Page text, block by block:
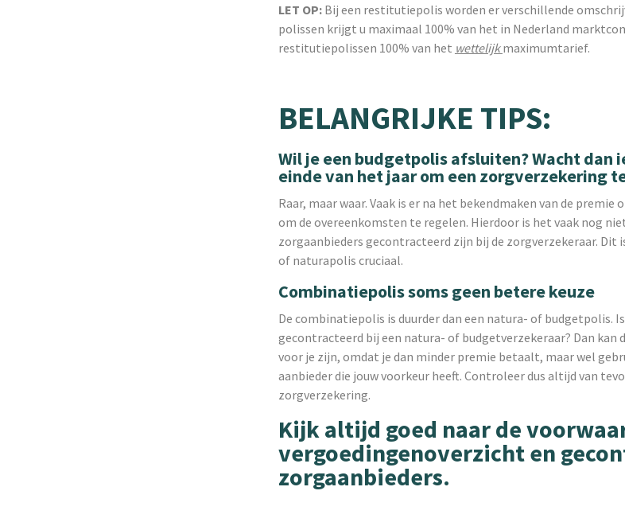
LET OP:Bij een restitutiepolis worden er verschillende
polissen krijgt u maximaal 100% van het in Nederland
restitutiepolissen 100% van het wettelijkmaximumtarief.
BELANGRIJKE TIPS:
Wil je een budgetpolis afsluiten? Wacht dan
einde van het jaar om een zorgverzekering
Raar, maar waar. Vaak is er na het bekendmaken van de
om de overeenkomsten te regelen. Hierdoor is het vaak nog
zorgaanbieders gecontracteerd zijn bij de zorgverzekeraar. Dit
of naturapolis cruciaal.
Combinatiepolis soms geen betere keuze
De combinatiepolis is duurder dan een natura- of budgetpolis.
gecontracteerd bij een natura- of budgetverzekeraar? Dan
voor je zijn, omdat je dan minder premie betaalt, maar wel
aanbieder die jouw voorkeur heeft. Controleer dus altijd van
zorgverzekering.
Kijk altijd goed naar de
vergoedingenoverzicht en
zorgaanbieders.